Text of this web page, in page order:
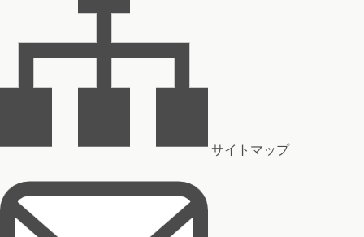
サイトマップ